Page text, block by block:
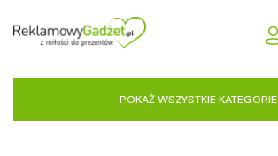
POKAŻ WSZYSTKIE KATEGORIE